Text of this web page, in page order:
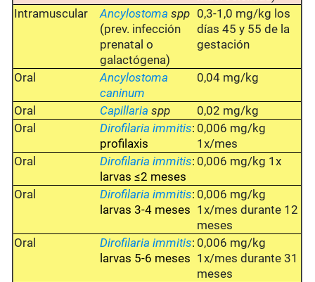
Intramuscular
Ancylostoma spp
(prev. infección
prenatal o
galactógena)
0,3-1,0 mg/kg los
días 45 y 55 de la
gestación
Oral
Ancylostoma
caninum
0,04 mg/kg
Oral Capillaria spp
0,02 mg/kg
Oral
Dirofilaria immitis:
profilaxis
0,006 mg/kg
1x/mes
Oral
Dirofilaria immitis:
larvas ≤2 meses
0,006 mg/kg 1x
Oral Dirofilaria immitis:
larvas 3-4 meses
0,006 mg/kg
1x/mes durante 12
meses
Oral
Dirofilaria immitis:
larvas 5-6 meses
0,006 mg/kg
1x/mes durante 31
meses